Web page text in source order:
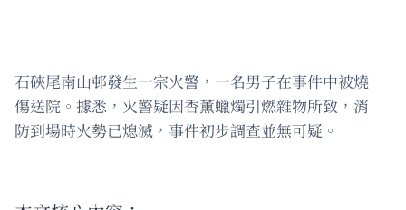
石硤尾南山邨發生一宗火警，一名男子在事件中被燒
傷送院。據悉，火警疑因香薰蠟燭引燃雜物所致，消
防到場時火勢已熄滅，事件初步調查並無可疑。